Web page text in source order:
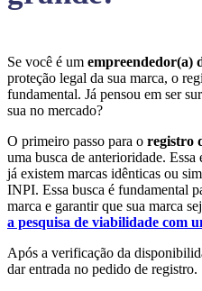
Se você é um empreendedor(a)
proteção legal da sua marca, o
fundamental. Já pensou em ser
sua no mercado?
O primeiro passo para o registro
uma busca de anterioridade.
já existem marcas idênticas ou
INPI. Essa busca é fundamental
marca e garantir que sua marca
a pesquisa de viabilidade com
Após a verificação da
dar entrada no pedido de registro.